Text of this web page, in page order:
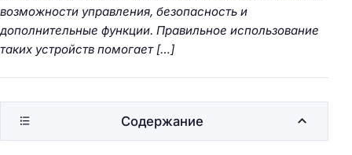
возможности управления, безопасность и
дополнительные функции. Правильное использование
таких устройств помогает […]
Содержание